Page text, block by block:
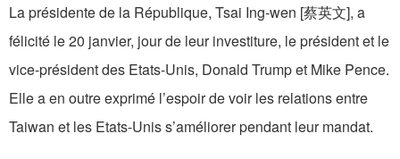
La présidente de la République, Tsai Ing-wen [蔡英文], a
félicité le 20 janvier, jour de leur investiture, le président et le
vice-président des Etats-Unis, Donald Trump et Mike Pence.
Elle a en outre exprimé l’espoir de voir les relations entre
Taiwan et les Etats-Unis s’améliorer pendant leur mandat.